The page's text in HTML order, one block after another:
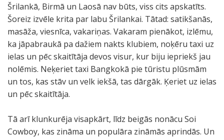
Šrilankā, Birmā un Laosā nav būts, viss cits apskatīts.
Šoreiz izvēle krita par labu Šrilankai. Tātad: satikšanās,
masāža, viesnīca, vakariņas. Vakaram pienākot, izlēmu,
ka jāpabraukā pa dažiem nakts klubiem, noķēru taxi uz
ielas un pēc skaitītāja devos visur, kur biju iepriekš jau
nolēmis. Neķeriet taxi Bangkokā pie tūristu plūsmām
un tos, kas stāv un velk iekšā, tas dārgāk. Ķeriet uz ielas
un pēc skaitītāja.
Tā arī klunkurēja visapkārt, līdz beigās nonācu Soi
Cowboy, kas zināma un populāra zināmās aprindās. Un